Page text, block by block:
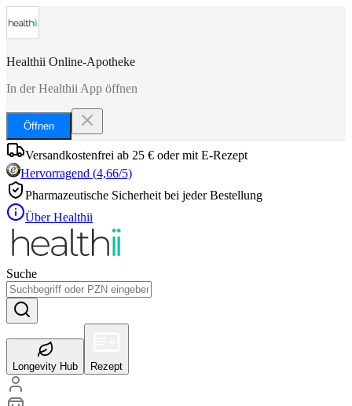
Healthii Online-Apotheke
In der Healthii App öffnen
Öffnen
Versandkostenfrei ab 25 € oder mit E-Rezept
Hervorragend (4,66/5)
Pharmazeutische Sicherheit bei jeder Bestellung
Über Healthii
Suche
Longevity Hub Rezept